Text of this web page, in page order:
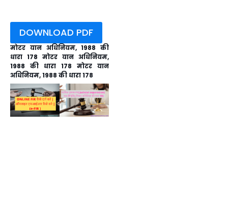
DOWNLOAD PDF
मोटर यान अधिनियम, 1988 की
धारा 178 मोटर यान अधिनियम,
1988 की धारा 178 मोटर यान
अधिनियम, 1988 की धारा 178